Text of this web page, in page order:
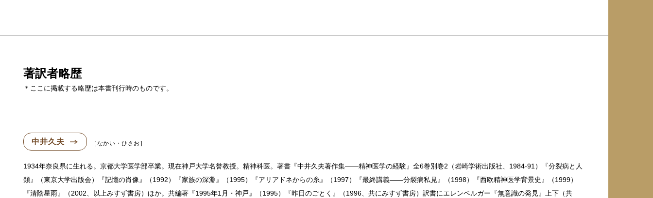
著訳者略歴
＊ここに掲載する略歴は本書刊行時のものです。
中井久夫 なかい・ひさお
1934年奈良県に生れる。京都大学医学部卒業。現在神戸大学名誉教授。精神科医。著書『中井久夫著作集——精神医学の経験』全6巻別巻2（岩崎学術出版社、1984-91）『分裂病と人
類』（東京大学出版会）『記憶の肖像』（1992）『家族の深淵』（1995）『アリアドネからの糸』（1997）『最終講義——分裂病私見』（1998）『西欧精神医学背景史』（1999）
『清陰星雨』（2002、以上みすず書房）ほか。共編著『1995年1月・神戸』（1995）『昨日のごとく』（1996、共にみすず書房）訳書にエレンベルガー『無意識の発見』上下（共